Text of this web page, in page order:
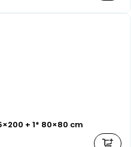
+ 1* 80×80 cm